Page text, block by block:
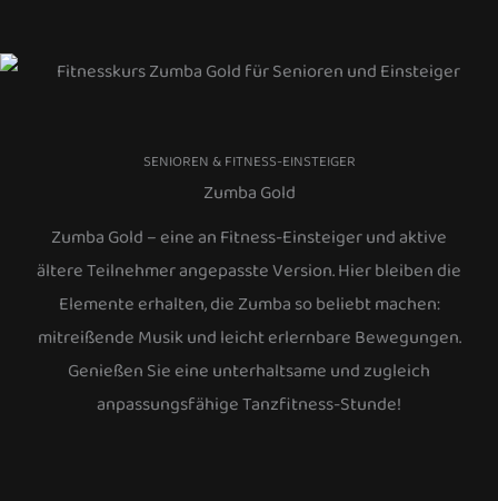
SENIOREN & FITNESS-EINSTEIGER
Zumba Gold
Zumba Gold – eine an Fitness-Einsteiger und aktive
ältere Teilnehmer angepasste Version. Hier bleiben die
Elemente erhalten, die Zumba so beliebt machen:
mitreißende Musik und leicht erlernbare Bewegungen.
Genießen Sie eine unterhaltsame und zugleich
anpassungsfähige Tanzfitness-Stunde!